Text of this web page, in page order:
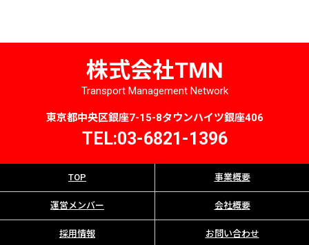
株式会社TMN
Transport Management Network
東京都中央区銀座7-15-8タウンハイツ銀座406
TEL:03-6821-1396
TOP 事業概要
運営メンバー 会社概要
採用情報 お問い合わせ